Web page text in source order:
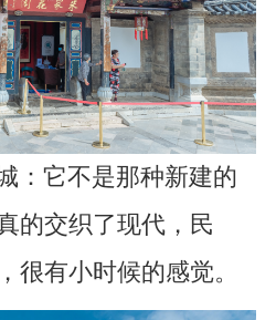
：它不是那种新建的
的交织了现代，民
很有小时候的感觉。